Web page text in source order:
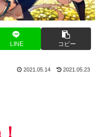
LINE コピー
2021.05.14 2021.05.23